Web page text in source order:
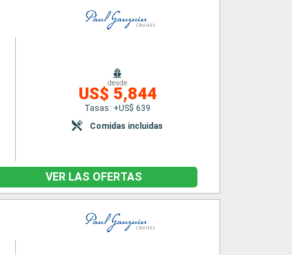
desde
US$ 5,844
Tasas: +US$ 639
Comidas incluidas
VER LAS OFERTAS